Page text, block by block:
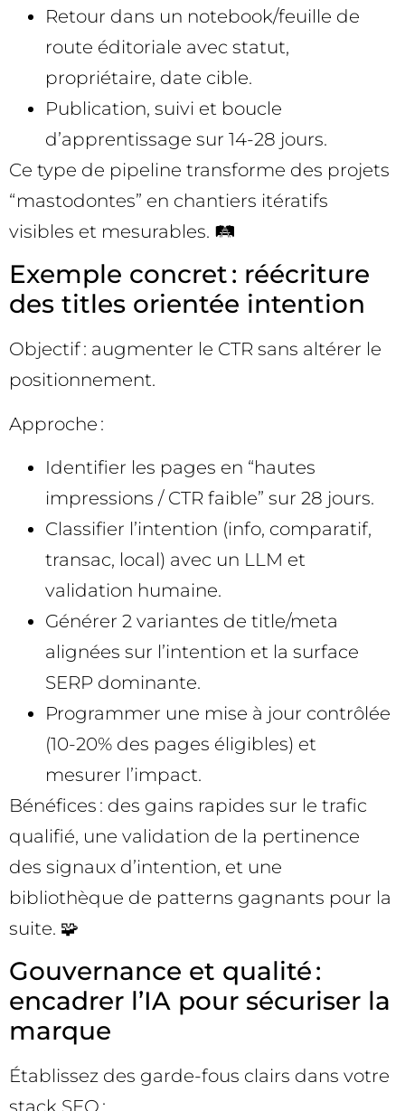
Retour dans un notebook/feuille de
route éditoriale avec statut,
propriétaire, date cible.
Publication, suivi et boucle
d’apprentissage sur 14-28 jours.
Ce type de pipeline transforme des projets
“mastodontes” en chantiers itératifs
visibles et mesurables. 🛤️
Exemple concret : réécriture
des titles orientée intention
Objectif : augmenter le CTR sans altérer le
positionnement.
Approche :
Identifier les pages en “hautes
impressions / CTR faible” sur 28 jours.
Classifier l’intention (info, comparatif,
transac, local) avec un LLM et
validation humaine.
Générer 2 variantes de title/meta
alignées sur l’intention et la surface
SERP dominante.
Programmer une mise à jour contrôlée
(10-20% des pages éligibles) et
mesurer l’impact.
Bénéfices : des gains rapides sur le trafic
qualifié, une validation de la pertinence
des signaux d’intention, et une
bibliothèque de patterns gagnants pour la
suite. 🧩
Gouvernance et qualité :
encadrer l’IA pour sécuriser la
marque
Établissez des garde-fous clairs dans votre